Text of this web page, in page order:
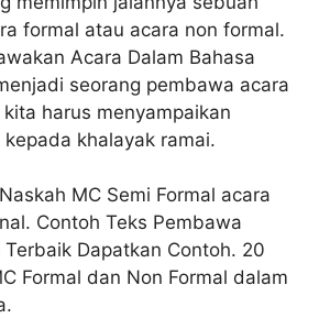
formal atau acara non formal.
Acara Dalam Bahasa
seorang pembawa acara
harus menyampaikan
khalayak ramai.
MC Semi Formal acara
Contoh Teks Pembawa
Dapatkan Contoh. 20
Formal dan Non Formal dalam